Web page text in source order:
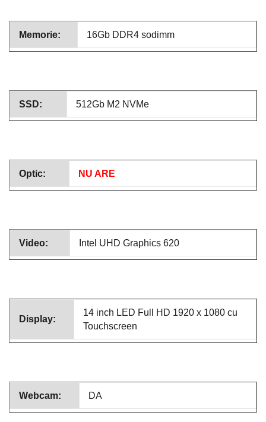
Memorie: 16Gb DDR4 sodimm
SSD: 512Gb M2 NVMe
Optic: NU ARE
Video: Intel UHD Graphics 620
Display:
14 inch LED Full HD 1920 x 1080 cu
Touchscreen
Webcam: DA